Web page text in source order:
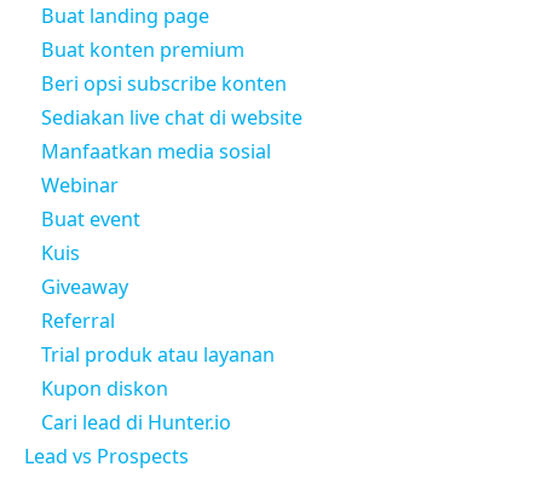
Buat landing page
Buat konten premium
Beri opsi subscribe konten
Sediakan live chat di website
Manfaatkan media sosial
Webinar
Buat event
Kuis
Giveaway
Referral
Trial produk atau layanan
Kupon diskon
Cari lead di Hunter.io
Lead vs Prospects